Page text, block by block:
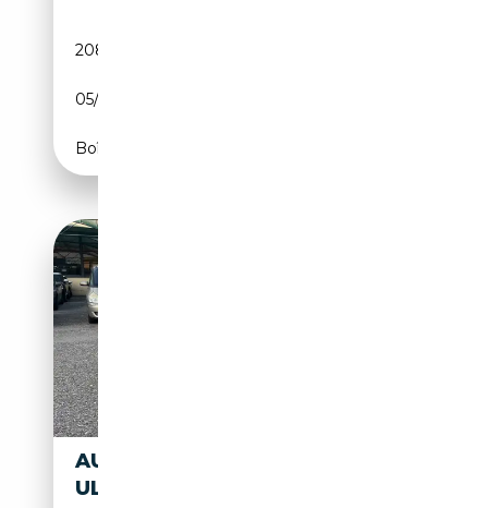
208 000 km
05/2016
Boîte automatique
AUDI A4 AVANT 2.0 TDI
ULTRA 136CV